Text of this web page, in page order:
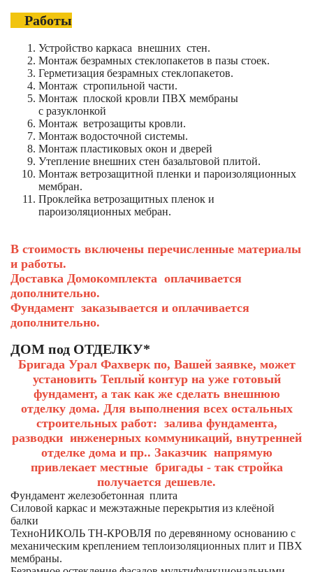
Работы
Устройство каркаса внешних стен.
Монтаж безрамных стеклопакетов в пазы стоек.
Герметизация безрамных стеклопакетов.
Монтаж стропильной части.
Монтаж плоской кровли ПВХ мембраны
с разуклонкой
Монтаж ветрозащиты кровли.
Монтаж водосточной системы.
Монтаж пластиковых окон и дверей
Утепление внешних стен базальтовой плитой.
Монтаж ветрозащитной пленки и пароизоляционных
мембран.
Проклейка ветрозащитных пленок и
пароизоляционных мебран.
В стоимость включены перечисленные материалы
и работы.
Доставка Домокомплекта оплачивается
дополнительно.
Фундамент заказывается и оплачивается
дополнительно.
ДОМ под ОТДЕЛКУ*
Бригада Урал Фахверк по, Вашей заявке, может
установить Теплый контур на уже готовый
фундамент, а так как же сделать внешнюю
отделку дома. Для выполнения всех остальных
строительных работ: залива фундамента,
разводки инженерных коммуникаций, внутренней
отделке дома и пр.. Заказчик напрямую
привлекает местные бригады - так стройка
получается дешевле.
Фундамент железобетонная плита
Силовой каркас и межэтажные перекрытия из клеёной
балки
ТехноНИКОЛЬ ТН-КРОВЛЯ по деревянному основанию с
механическим креплением теплоизоляционных плит и ПВХ
мембраны.